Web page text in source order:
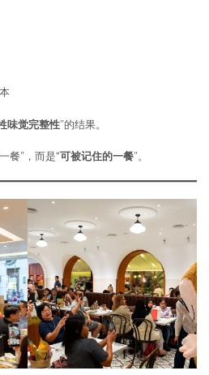
味觉完整性”的结果。
餐”，而是“可被记住的一餐”。